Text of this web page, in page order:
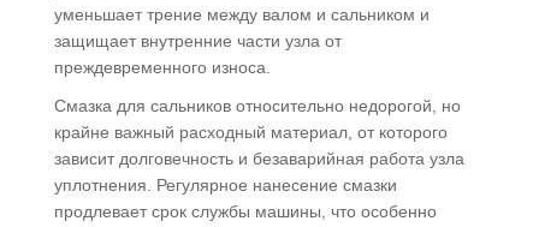
уменьшает трение между валом и сальником и
защищает внутренние части узла от
преждевременного износа.
Смазка для сальников относительно недорогой, но
крайне важный расходный материал, от которого
зависит долговечность и безаварийная работа узла
уплотнения. Регулярное нанесение смазки
продлевает срок службы машины, что особенно